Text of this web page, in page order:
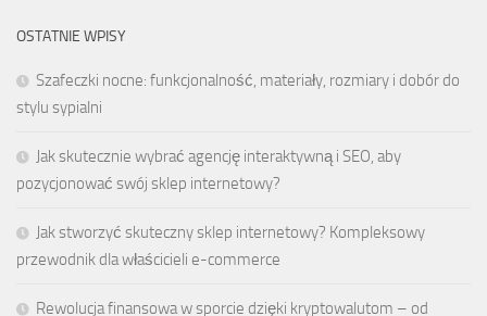
OSTATNIE WPISY
Szafeczki nocne: funkcjonalność, materiały, rozmiary i dobór do
stylu sypialni
Jak skutecznie wybrać agencję interaktywną i SEO, aby
pozycjonować swój sklep internetowy?
Jak stworzyć skuteczny sklep internetowy? Kompleksowy
przewodnik dla właścicieli e-commerce
Rewolucja finansowa w sporcie dzięki kryptowalutom – od